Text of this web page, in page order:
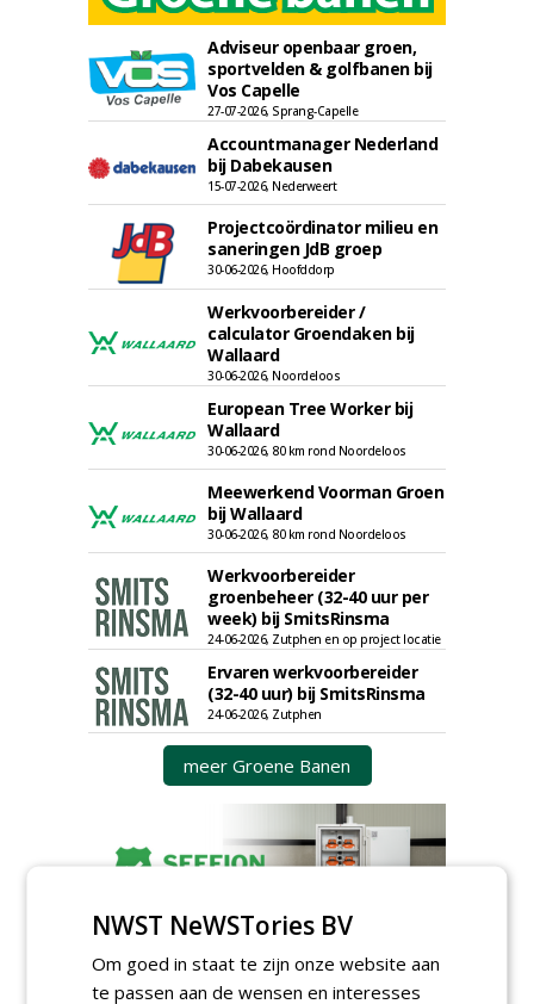
Adviseur openbaar groen,
sportvelden & golfbanen bij
Vos Capelle
27-07-2026, Sprang-Capelle
Accountmanager Nederland
bij Dabekausen
15-07-2026, Nederweert
Projectcoördinator milieu en
saneringen JdB groep
30-06-2026, Hoofddorp
Werkvoorbereider /
calculator Groendaken bij
Wallaard
30-06-2026, Noordeloos
European Tree Worker bij
Wallaard
30-06-2026, 80 km rond Noordeloos
Meewerkend Voorman Groen
bij Wallaard
30-06-2026, 80 km rond Noordeloos
Werkvoorbereider
groenbeheer (32-40 uur per
week) bij SmitsRinsma
24-06-2026, Zutphen en op project locatie
Ervaren werkvoorbereider
(32-40 uur) bij SmitsRinsma
24-06-2026, Zutphen
meer Groene Banen
GREEN OUTLET
NWST NeWSTories BV
Om goed in staat te zijn onze website aan
te passen aan de wensen en interesses